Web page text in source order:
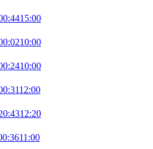
15:00
10:00
10:00
12:00
12:20
11:00